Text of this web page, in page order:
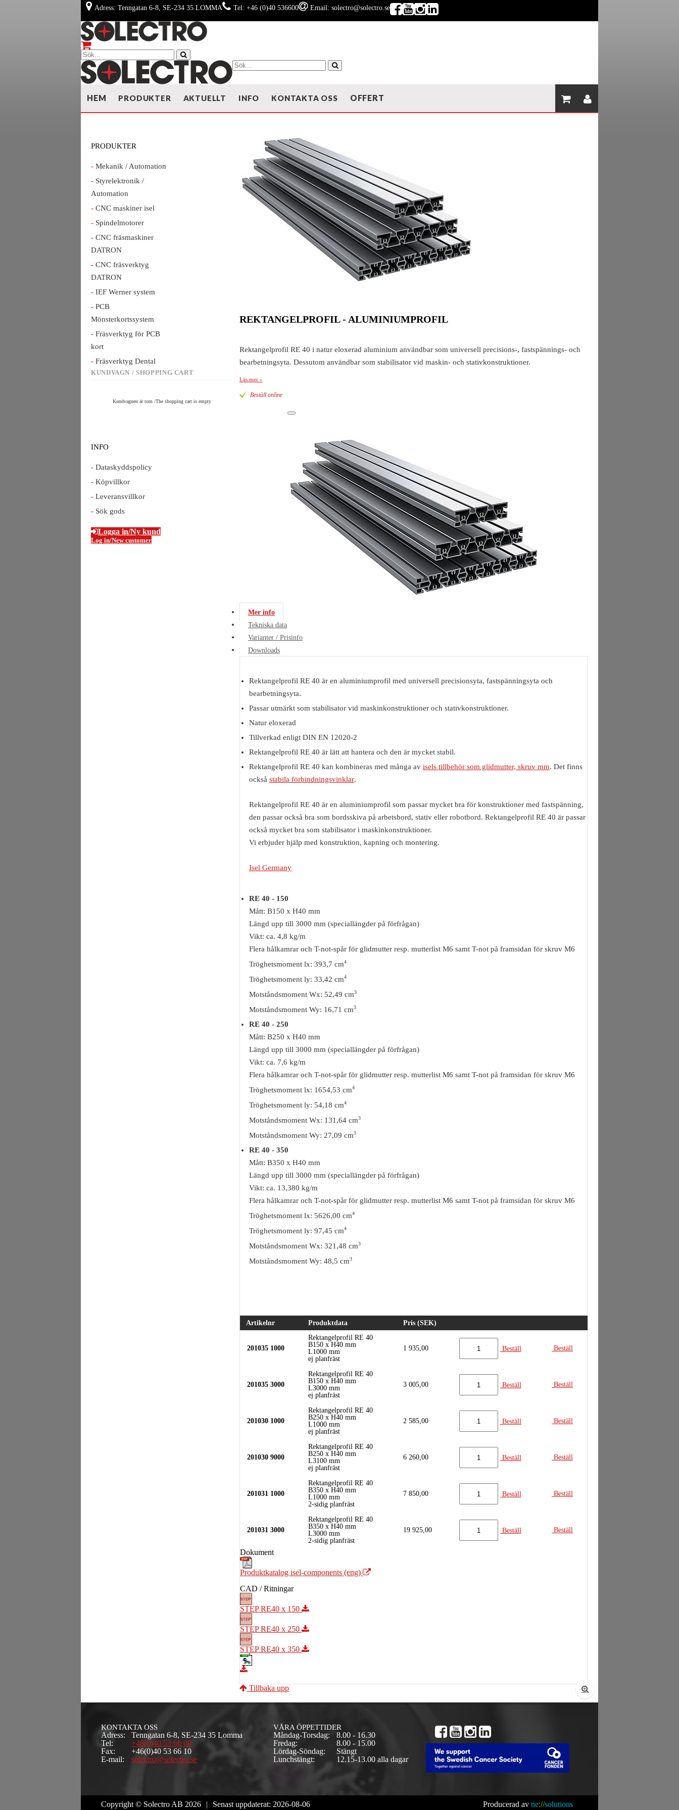
Adress: Tenngatan 6-8, SE-234 35 LOMMA Tel: +46 (0)40 536600 Email: solectro@solectro.se
HEM PRODUKTER AKTUELLT INFO KONTAKTA OSS OFFERT
PRODUKTER
Mekanik / Automation
Styrelektronik /
Automation
CNC maskiner isel
Spindelmotorer
CNC fräsmaskiner
DATRON
CNC fräsverktyg
DATRON
IEF Werner system
PCB
Mönsterkortssystem
Fräsverktyg för PCB
kort
Fräsverktyg Dental
KUNDVAGN / SHOPPING CART
Kundvagnen är tom /The shopping cart is empty
INFO
Dataskyddspolicy
Köpvillkor
Leveransvillkor
Sök gods
Logga in/Ny kund
Log in/New customer
REKTANGELPROFIL - ALUMINIUMPROFIL
Rektangelprofil RE 40 i natur eloxerad aluminium användbar som universell precisions-, fastspännings- och
bearbetningsyta. Dessutom användbar som stabilisator vid maskin- och stativkonstruktioner.
Läs mer »
Beställ online
Mer info
Tekniska data
Varianter / Prisinfo
Downloads
Rektangelprofil RE 40 är en aluminiumprofil med universell precisionsyta, fastspänningsyta och
bearbetningsyta.
Passar utmärkt som stabilisator vid maskinkonstruktioner och stativkonstruktioner.
Natur eloxerad
Tillverkad enligt DIN EN 12020-2
Rektangelprofil RE 40 är lätt att hantera och den är mycket stabil.
Rektangelprofil RE 40 kan kombineras med många av isels tillbehör som glidmutter, skruv mm. Det finns
också stabila förbindningsvinklar.
Rektangelprofil RE 40 är en aluminiumprofil som passar mycket bra för konstruktioner med fastspänning,
den passar också bra som bordsskiva på arbetsbord, stativ eller robotbord. Rektangelprofil RE 40 är passar
också mycket bra som stabilisator i maskinkonstruktioner.
Vi erbjuder hjälp med konstruktion, kapning och montering.
Isel Germany
RE 40 - 150
Mått: B150 x H40 mm
Längd upp till 3000 mm (speciallängder på förfrågan)
Vikt: ca. 4,8 kg/m
Flera hålkamrar och T-not-spår för glidmutter resp. mutterlist M6 samt T-not på framsidan för skruv M6
Tröghetsmoment lx: 393,7 cm4
Tröghetsmoment ly: 33,42 cm4
Motståndsmoment Wx: 52,49 cm3
Motståndsmoment Wy: 16,71 cm3
RE 40 - 250
Mått: B250 x H40 mm
Längd upp till 3000 mm (speciallängder på förfrågan)
Vikt: ca. 7,6 kg/m
Flera hålkamrar och T-not-spår för glidmutter resp. mutterlist M6 samt T-not på framsidan för skruv M6
Tröghetsmoment lx: 1654,53 cm4
Tröghetsmoment ly: 54,18 cm4
Motståndsmoment Wx: 131,64 cm3
Motståndsmoment Wy: 27,09 cm3
RE 40 - 350
Mått: B350 x H40 mm
Längd upp till 3000 mm (speciallängder på förfrågan)
Vikt: ca. 13,380 kg/m
Flera hålkamrar och T-not-spår för glidmutter resp. mutterlist M6 samt T-not på framsidan för skruv M6
Tröghetsmoment lx: 5626,00 cm4
Tröghetsmoment ly: 97,45 cm4
Motståndsmoment Wx: 321,48 cm3
Motståndsmoment Wy: 48,5 cm3
Artikelnr Produktdata Pris (SEK)
201035 1000
Rektangelprofil RE 40
B150 x H40 mm
L1000 mm
ej planfräst
1 935,00 Beställ Beställ
201035 3000
Rektangelprofil RE 40
B150 x H40 mm
L3000 mm
ej planfräst
3 005,00 Beställ Beställ
201030 1000
Rektangelprofil RE 40
B250 x H40 mm
L1000 mm
ej planfräst
2 585,00 Beställ Beställ
201030 9000
Rektangelprofil RE 40
B250 x H40 mm
L3100 mm
ej planfräst
6 260,00 Beställ Beställ
201031 1000
Rektangelprofil RE 40
B350 x H40 mm
L1000 mm
2-sidig planfräst
7 850,00 Beställ Beställ
201031 3000
Rektangelprofil RE 40
B350 x H40 mm
L3000 mm
2-sidig planfräst
19 925,00 Beställ Beställ
Dokument
Produktkatalog isel-components (eng)
CAD / Ritningar
STEP RE40 x 150
STEP RE40 x 250
STEP RE40 x 350
Tillbaka upp
KONTAKTA OSS
Adress:
Tenngatan 6-8, SE-234 35 Lomma
Tel:
+46(0)40 53 66 00
Fax:
+46(0)40 53 66 10
E-mail:
solectro@solectro.se
VÅRA ÖPPETTIDER
Måndag-Torsdag:
8.00 - 16.30
Fredag:
8.00 - 15.00
Lördag-Söndag:
Stängt
Lunchstängt:
12.15-13.00 alla dagar
Copyright © Solectro AB 2026 | Senast uppdaterat: 2026-08-06 Producerad av ne://solutions